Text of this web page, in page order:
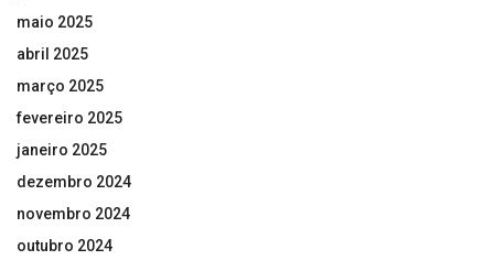
maio 2025
abril 2025
março 2025
fevereiro 2025
janeiro 2025
dezembro 2024
novembro 2024
outubro 2024